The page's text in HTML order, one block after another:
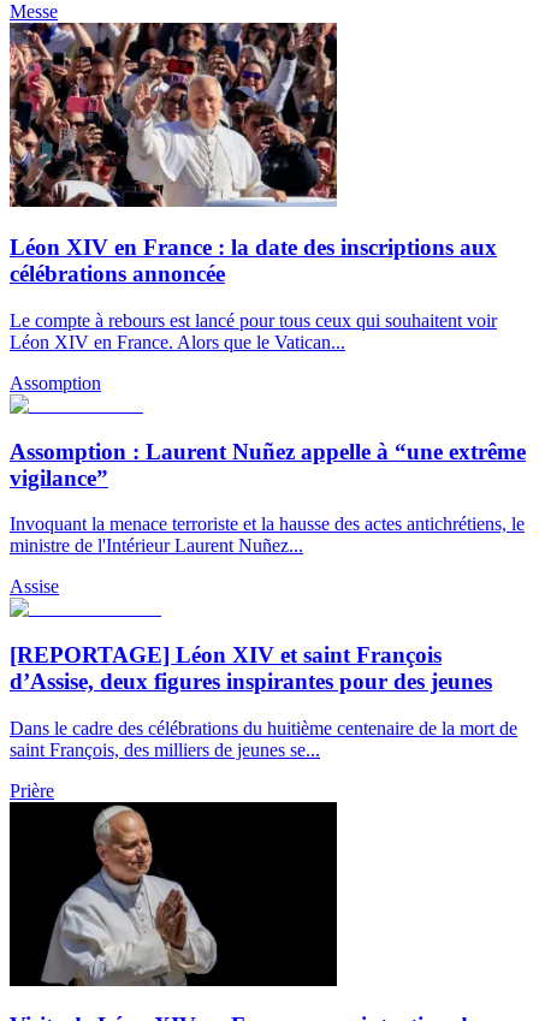
Messe
Léon XIV en France : la date des inscriptions aux
célébrations annoncée
Le compte à rebours est lancé pour tous ceux qui souhaitent voir
Léon XIV en France. Alors que le Vatican...
Assomption
Assomption : Laurent Nuñez appelle à “une extrême
vigilance”
Invoquant la menace terroriste et la hausse des actes antichrétiens, le
ministre de l'Intérieur Laurent Nuñez...
Assise
[REPORTAGE] Léon XIV et saint François
d’Assise, deux figures inspirantes pour des jeunes
Dans le cadre des célébrations du huitième centenaire de la mort de
saint François, des milliers de jeunes se...
Prière